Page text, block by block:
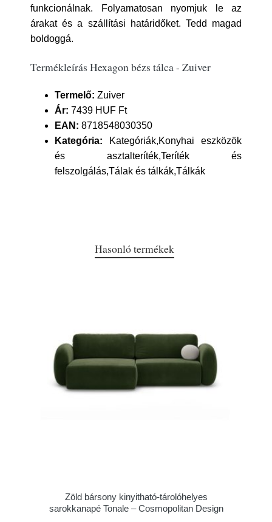
funkcionálnak. Folyamatosan nyomjuk le az
árakat és a szállítási határidőket. Tedd magad
boldoggá.
Termékleírás Hexagon bézs tálca - Zuiver
Termelő: Zuiver
Ár: 7439 HUF Ft
EAN: 8718548030350
Kategória: Kategóriák,Konyhai eszközök
és asztalteríték,Teríték és
felszolgálás,Tálak és tálkák,Tálkák
Hasonló termékek
Zöld bársony kinyitható-tárolóhelyes
sarokkanapé Tonale – Cosmopolitan Design